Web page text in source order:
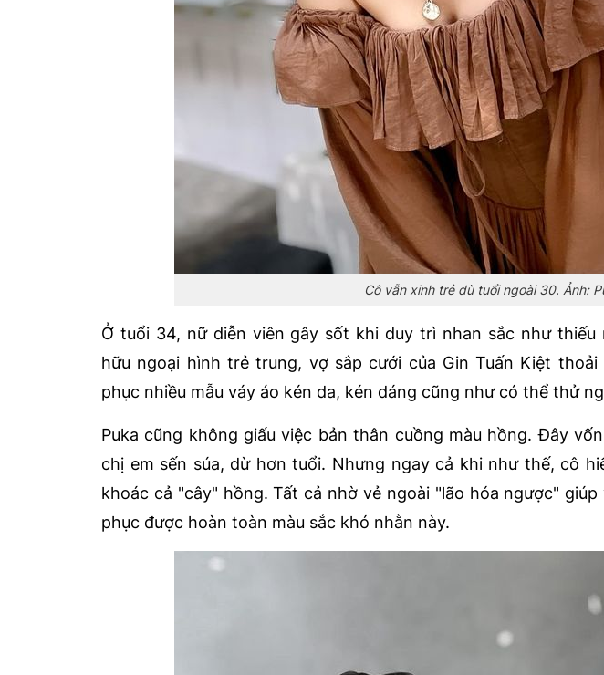
Cô vẫn xinh trẻ dù tuổi ngoài 30. Ảnh:
Ở tuổi 34, nữ diễn viên gây sốt khi duy trì nhan sắc như
hữu ngoại hình trẻ trung, vợ sắp cưới của Gin Tuấn Kiệt
phục nhiều mẫu váy áo kén da, kén dáng cũng như có thể thử
Puka cũng không giấu việc bản thân cuồng màu hồng. Đây
chị em sến súa, dừ hơn tuổi. Nhưng ngay cả khi như thế, cô
khoác cả "cây" hồng. Tất cả nhờ vẻ ngoài "lão hóa ngược"
phục được hoàn toàn màu sắc khó nhằn này.